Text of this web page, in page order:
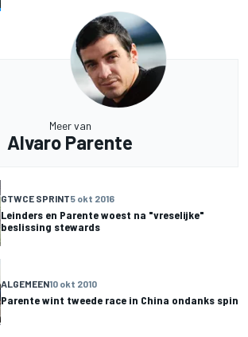
Meer van
Alvaro Parente
GTWCE SPRINT5 okt 2016
Leinders en Parente woest na "vreselijke"
beslissing stewards
ALGEMEEN10 okt 2010
Parente wint tweede race in China ondanks spin